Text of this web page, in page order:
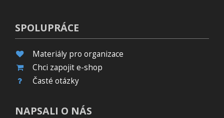
SPOLUPRÁCE
Materiály pro organizace
Chci zapojit e-shop
Časté otázky
NAPSALI O NÁS